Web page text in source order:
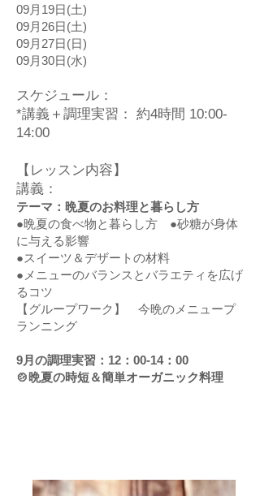
09月19日(土)
09月26日(土)
09月27日(日)
09月30日(水)
スケジュール：
*講義＋調理実習： 約4時間 10:00-
14:00
【レッスン内容】
講義：
テーマ：晩夏のお料理と暮らし方
●晩夏の食べ物と暮らし方 ●砂糖が身体
に与える影響
●スイーツ＆デザートの材料
●メニューのバランスとバラエティを広げ
るコツ
【グループワーク】 今晩のメニュープ
ランニング
9月の調理実習：12：00-14：00
🍲晩夏の時短＆簡単オーガニック料理